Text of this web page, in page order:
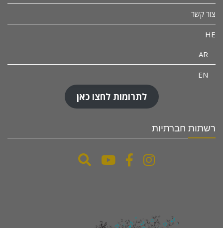
צור קשר
HE
AR
EN
לתרומות לחצו כאן
רשתות חברתיות